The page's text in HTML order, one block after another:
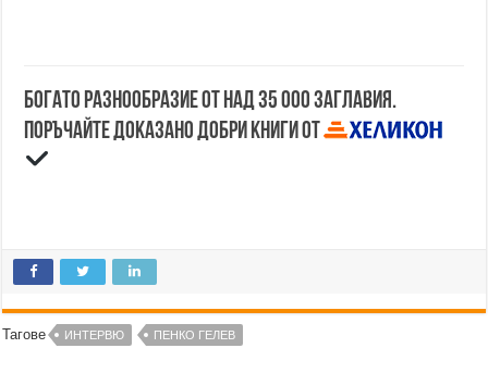
Богато разнообразие от над 35 000 заглавия.
Поръчайте доказано добри книги от
Тагове ИНТЕРВЮ ПЕНКО ГЕЛЕВ